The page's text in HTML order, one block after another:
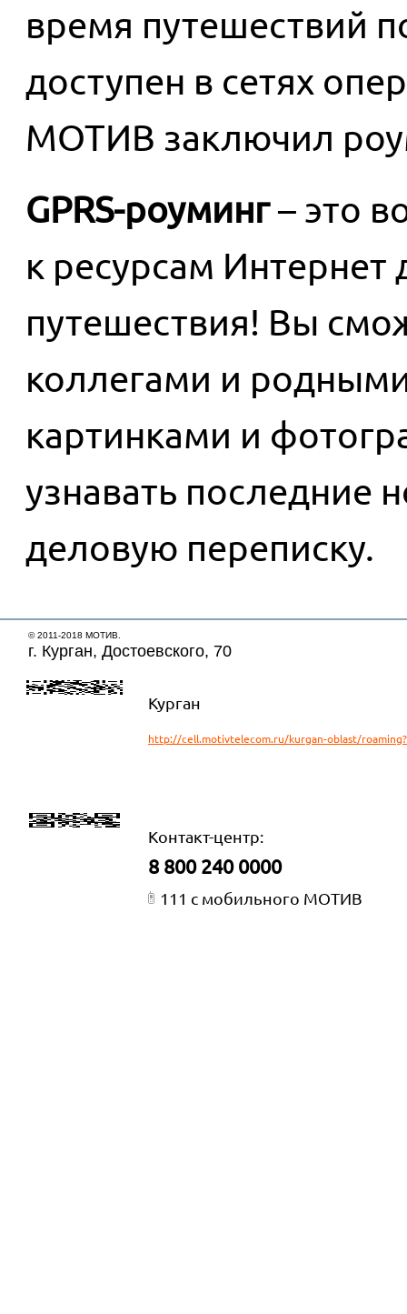
время путешествий
доступен в сетях
МОТИВ заключил
GPRS-роуминг– это
к ресурсам
путешествия! Вы
коллегами и
картинками и
узнавать последние
деловую переписку.
© 2011-2018 МОТИВ.
г. Курган, Достоевского, 70
Курган
http://cell.motivtelecom.ru/kurgan-oblast/
Контакт-центр:
8 800 240 0000
111 с мобильного МОТИВ